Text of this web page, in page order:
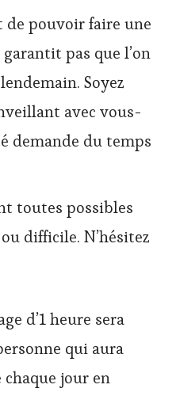
de pouvoir faire une
pas que l’on
Soyez
avec vous-
demande du temps
toutes possibles
difficile. N’hésitez
d’1 heure sera
qui aura
jour en